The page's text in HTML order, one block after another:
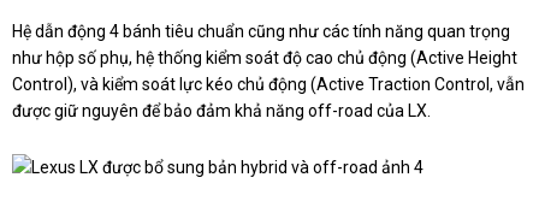
Hệ dẫn động 4 bánh tiêu chuẩn cũng như các tính năng quan trọng
như hộp số phụ, hệ thống kiểm soát độ cao chủ động (Active Height
Control), và kiểm soát lực kéo chủ động (Active Traction Control, vẫn
được giữ nguyên để bảo đảm khả năng off-road của LX.